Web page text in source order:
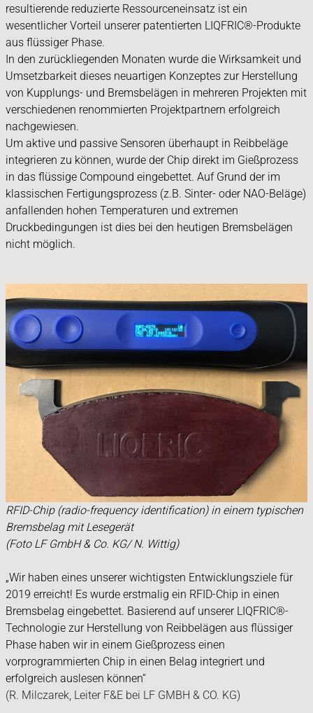
resultierende reduzierte Ressourceneinsatz ist ein
wesentlicher Vorteil unserer patentierten LIQFRIC®-Produkte
aus flüssiger Phase.
In den zurückliegenden Monaten wurde die Wirksamkeit und
Umsetzbarkeit dieses neuartigen Konzeptes zur Herstellung
von Kupplungs- und Bremsbelägen in mehreren Projekten mit
verschiedenen renommierten Projektpartnern erfolgreich
nachgewiesen.
Um aktive und passive Sensoren überhaupt in Reibbeläge
integrieren zu können, wurde der Chip direkt im Gießprozess
in das flüssige Compound eingebettet. Auf Grund der im
klassischen Fertigungsprozess (z.B. Sinter- oder NAO-Beläge)
anfallenden hohen Temperaturen und extremen
Druckbedingungen ist dies bei den heutigen Bremsbelägen
nicht möglich.
RFID-Chip (radio-frequency identification) in einem typischen
Bremsbelag mit Lesegerät
(Foto LF GmbH & Co. KG/ N. Wittig)
„Wir haben eines unserer wichtigsten Entwicklungsziele für
2019 erreicht! Es wurde erstmalig ein RFID-Chip in einen
Bremsbelag eingebettet. Basierend auf unserer LIQFRIC®-
Technologie zur Herstellung von Reibbelägen aus flüssiger
Phase haben wir in einem Gießprozess einen
vorprogrammierten Chip in einen Belag integriert und
erfolgreich auslesen können“
(R. Milczarek, Leiter F&E bei LF GMBH & CO. KG)